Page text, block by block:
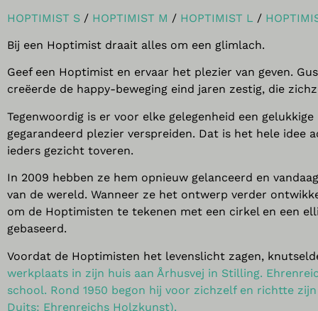
HOPTIMIST S / HOPTIMIST M / HOPTIMIST L /
Bij een Hoptimist draait alles om een glimlach.
Geef een Hoptimist en ervaar het plezier van geven.
creëerde de happy-beweging eind jaren zestig, die
Tegenwoordig is er voor elke gelegenheid een
gegarandeerd plezier verspreiden. Dat is het hele idee
ieders gezicht toveren.
In 2009 hebben ze hem opnieuw gelanceerd en
van de wereld. Wanneer ze het ontwerp verder
om de Hoptimisten te tekenen met een cirkel en een
gebaseerd.
Voordat de Hoptimisten het levenslicht zagen,
werkplaats in zijn huis aan Århusvej in Stilling.
school. Rond 1950 begon hij voor zichzelf en richtte
Duits: Ehrenreichs Holzkunst).